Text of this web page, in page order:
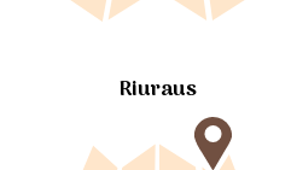
Riuraus